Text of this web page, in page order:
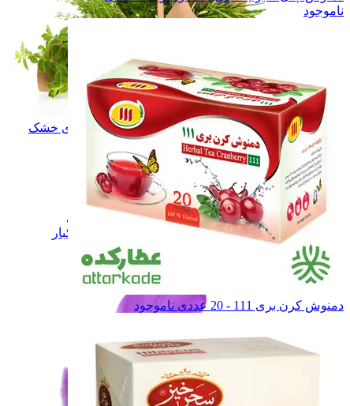
سبزی و میوه های خشک
سبزی و میوه های خشک
زعفران زعفران
نبـات نبـات
عسـل عسـل
شـیـره شـیـره
خشکبار خشکبار
فرآورده های لبنی فرآورده های لبنی
همه دسته بندی های زعفران و خشکبار
ناموجود
دمنوش کرن بری 111 - 20 عددی ناموجود